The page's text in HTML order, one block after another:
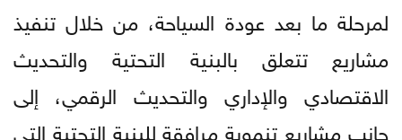
لمرحلة ما بعد عودة السياحة، من خلال تنفيذ
مشاريع تتعلق بالبنية التحتية والتحديث
الاقتصادي والإداري والتحديث الرقمي، إلى
جانب مشاريع تنموية مرافقة للبنية التحتية التي